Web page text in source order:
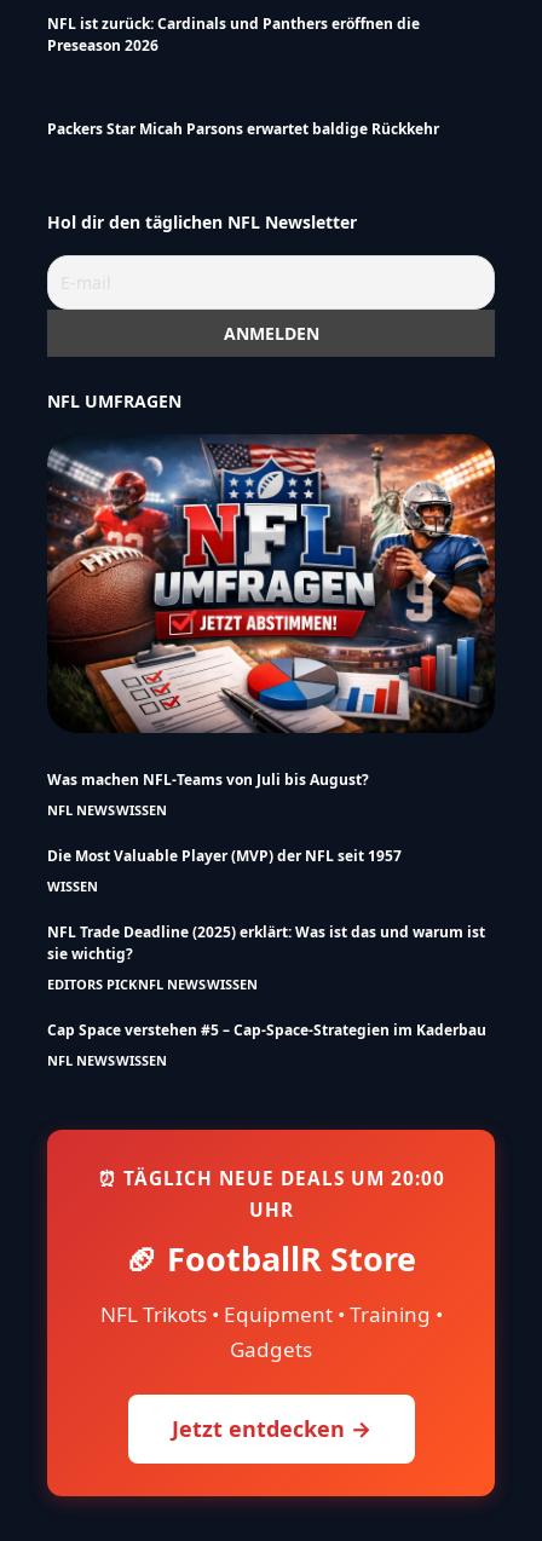
NFL ist zurück: Cardinals und Panthers eröffnen die
Preseason 2026
Packers Star Micah Parsons erwartet baldige Rückkehr
Hol dir den täglichen NFL Newsletter
NFL UMFRAGEN
Was machen NFL-Teams von Juli bis August?
NFL NEWSWISSEN
Die Most Valuable Player (MVP) der NFL seit 1957
WISSEN
NFL Trade Deadline (2025) erklärt: Was ist das und warum ist
sie wichtig?
EDITORS PICKNFL NEWSWISSEN
Cap Space verstehen #5 – Cap-Space-Strategien im Kaderbau
NFL NEWSWISSEN
⏰ TÄGLICH NEUE DEALS UM 20:00
UHR
🏈 FootballR Store
NFL Trikots • Equipment • Training •
Gadgets
Jetzt entdecken →